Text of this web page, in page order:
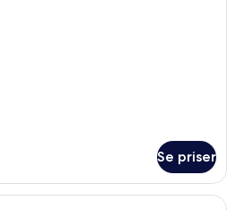
Se priser
Et moderne soveværelse med